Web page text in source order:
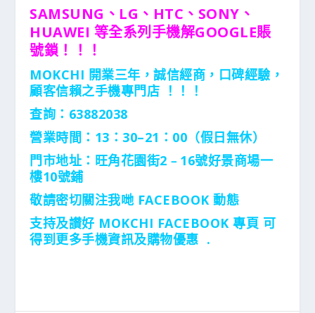
SAMSUNG、LG、HTC、SONY、
HUAWEI 等全系列手機解GOOGLE賬
號鎖！！！
MOKCHI 開業三年，誠信經商，口碑經驗，
顧客信賴之手機專門店 ！！！
查詢：63882038
營業時間：13：30–21：00（假日無休）
門市地址：旺角花園街2﹣16號好景商場一
樓10號鋪
敬請密切關注我哋 FACEBOOK 動態
支持及讃好 MOKCHI FACEBOOK 專頁 可
得到更多手機資訊及購物優惠 .